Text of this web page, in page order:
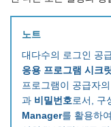
노트
대다수의 로그인 공
응용 프로그램 시크
프로그램이 공급자
과 비밀번호 로서, 구
Manager를 활용하